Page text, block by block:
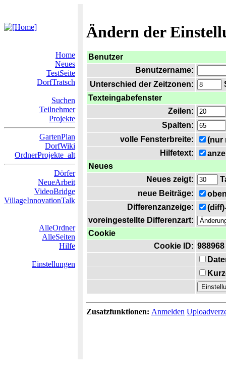
Ändern der
Home
Neues
TestSeite
DorfTratsch
Suchen
Teilnehmer
Projekte
GartenPlan
DorfWiki
OrdnerProjekte_alt
Dörfer
NeueArbeit
VideoBridge
VillageInnovationTalk
AlleOrdner
AlleSeiten
Hilfe
Einstellungen
Benutzer
Benutzername:
Unterschied der Zeitzonen:
Texteingabefenster
Zeilen:
Spalten:
volle Fensterbreite:
(nur
Hilfetext:
Neues
Neues zeigt:
neue Beiträge:
Differenzanzeige:
voreingestellte Differenzart:
Cookie
Cookie ID: 988968
Zusatzfunktionen: Anmelden